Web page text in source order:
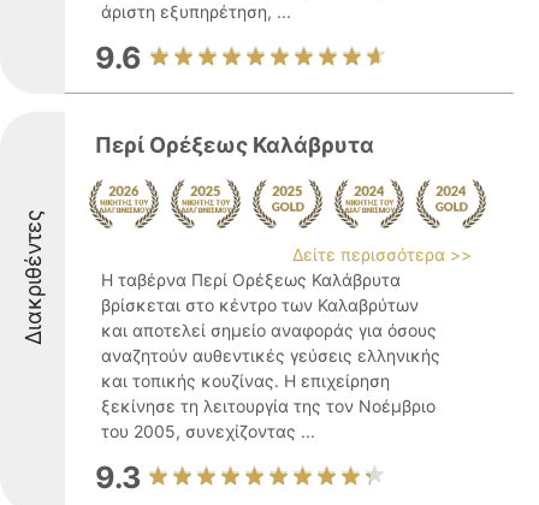
άριστη εξυπηρέτηση, ...
9.6
Διακριθέντες
Περί Ορέξεως Καλάβρυτα
Δείτε περισσότερα >>
Η ταβέρνα Περί Ορέξεως Καλάβρυτα
βρίσκεται στο κέντρο των Καλαβρύτων
και αποτελεί σημείο αναφοράς για όσους
αναζητούν αυθεντικές γεύσεις ελληνικής
και τοπικής κουζίνας. Η επιχείρηση
ξεκίνησε τη λειτουργία της τον Νοέμβριο
του 2005, συνεχίζοντας ...
9.3